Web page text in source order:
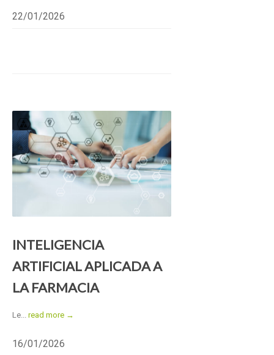
22/01/2026
INTELIGENCIA
ARTIFICIAL APLICADA A
LA FARMACIA
Le... read more →
16/01/2026